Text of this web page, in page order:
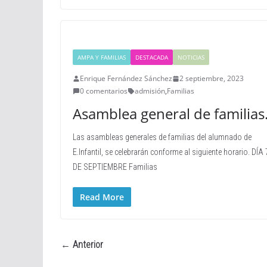
AMPA Y FAMILIAS DESTACADA NOTICIAS
Enrique Fernández Sánchez
2 septiembre, 2023
0 comentarios
admisión,Familias
Asamblea general de
Las asambleas generales de familias del alumnado de
E.Infantil, se celebrarán conforme al siguiente horario. DÍA
DE SEPTIEMBRE Familias
Read More
← Anterior